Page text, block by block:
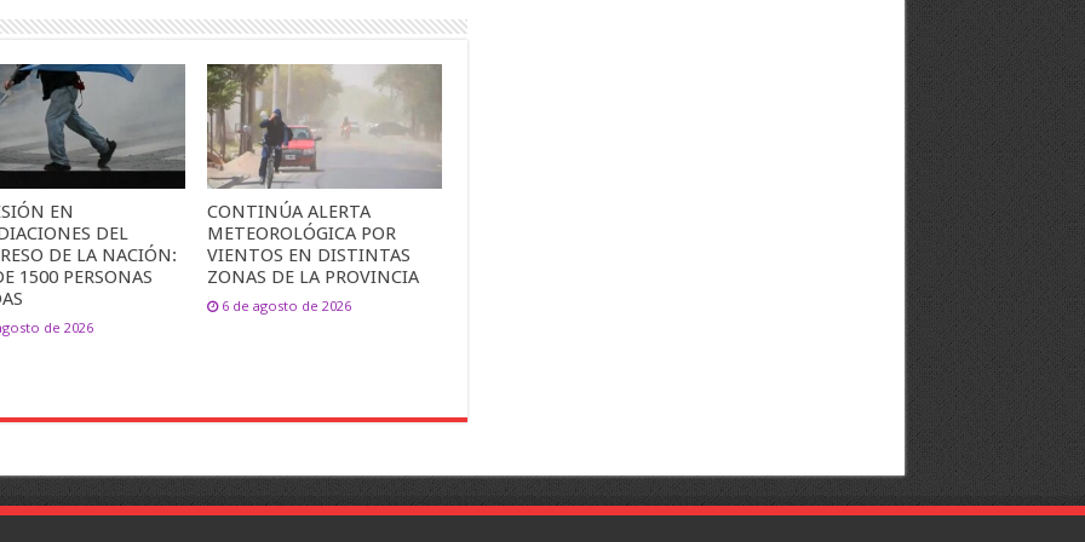
EN
DEL
DE LA NACIÓN:
1500 PERSONAS
de 2026
CONTINÚA ALERTA
METEOROLÓGICA POR
VIENTOS EN DISTINTAS
ZONAS DE LA PROVINCIA
6 de agosto de 2026